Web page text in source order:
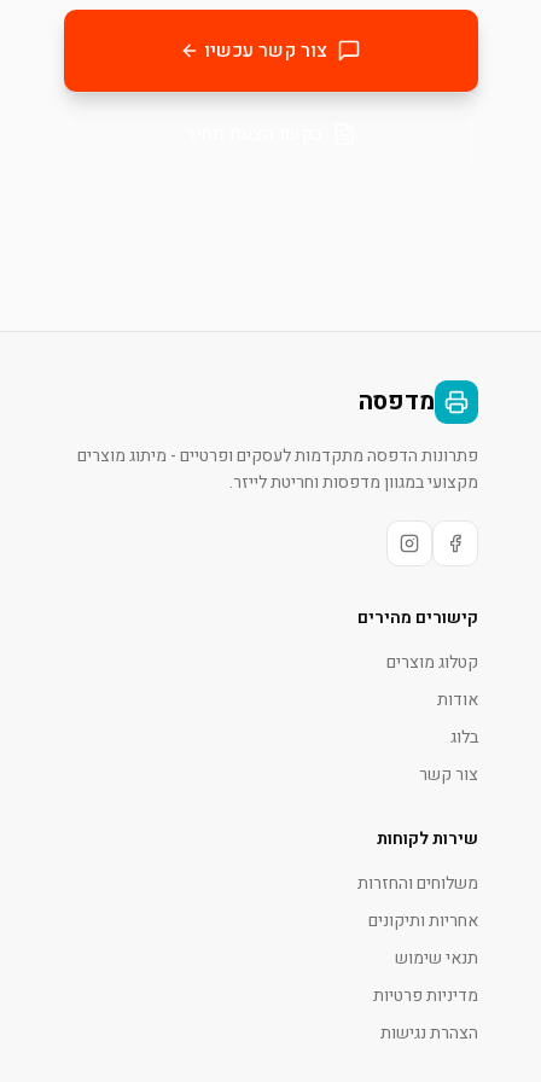
צור קשר עכשיו
מדפסה
פתרונות הדפסה מתקדמות לעסקים ופרטיים - מיתוג מוצרים
מקצועי במגוון מדפסות וחריטת לייזר.
קישורים מהירים
קטלוג מוצרים
אודות
בלוג
צור קשר
שירות לקוחות
משלוחים והחזרות
אחריות ותיקונים
תנאי שימוש
מדיניות פרטיות
הצהרת נגישות